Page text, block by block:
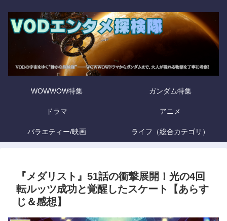
WOWWOW特集 ガンダム特集
ドラマ アニメ
バラエティー/映画 ライフ（総合カテゴリ）
『メダリスト』51話の衝撃展開！光の4回
転ルッツ成功と覚醒したスケート【あらす
じ＆感想】